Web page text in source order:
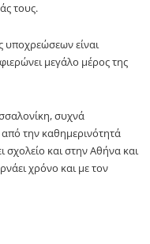
τους.
υποχρεώσεων είναι
μεγάλο μέρος της
συχνά
από την καθημερινότητά
σχολείο και στην Αθήνα και
χρόνο και με τον